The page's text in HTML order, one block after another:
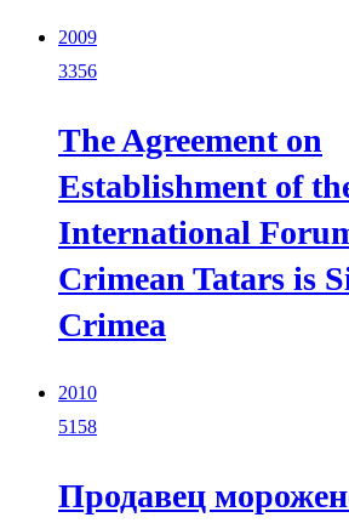
2009
3356
The Agreement on
Establishment of
International
Crimean Tatars is
Crimea
2010
5158
Продавец